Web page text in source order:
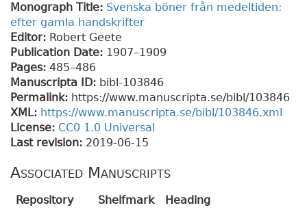
Monograph Title: Svenska böner från medeltiden:
efter gamla handskrifter
Editor: Robert Geete
Publication Date: 1907–1909
Pages: 485–486
Manuscripta ID: bibl-103846
Permalink: https://www.manuscripta.se/bibl/103846
XML: https://www.manuscripta.se/bibl/103846.xml
License: CC0 1.0 Universal
Last revision: 2019-06-15
Associated Manuscripts
Repository Shelfmark Heading